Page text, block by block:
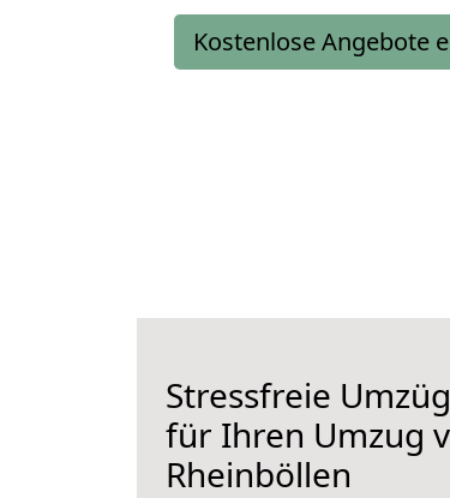
Kostenlose Angebote
Stressfreie
für Ihren Umzug
Rheinböllen